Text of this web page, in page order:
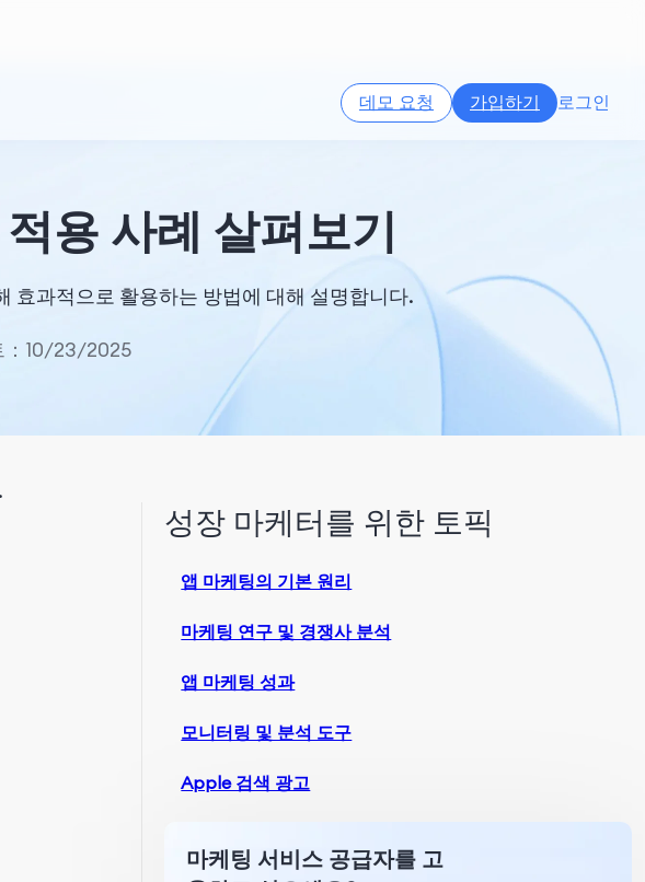
데모 요청 가입하기 로그인
용 사례 살펴보기
효과적으로 활용하는 방법에 대해 설명합니다.
：10/23/2025
성장 마케터를 위한 토픽
앱 마케팅의 기본 원리
마케팅 연구 및 경쟁사 분석
앱 마케팅 성과
모니터링 및 분석 도구
Apple 검색 광고
마케팅 서비스 공급자를 고